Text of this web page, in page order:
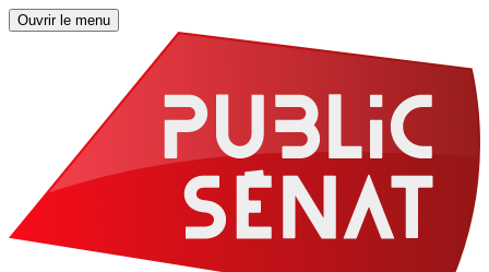
Ouvrir le menu